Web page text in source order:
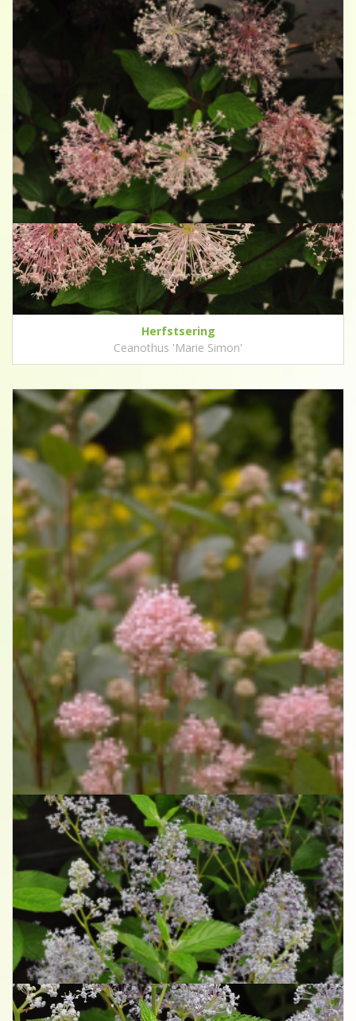
Herfstsering
Ceanothus 'Marie Simon'
Herfstsering
Ceanothus x pallidus 'Marie Simon'